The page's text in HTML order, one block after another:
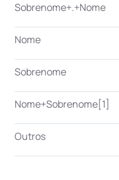
Sobrenome+.+Nome
Nome
Sobrenome
Nome+Sobrenome[1]
Outros